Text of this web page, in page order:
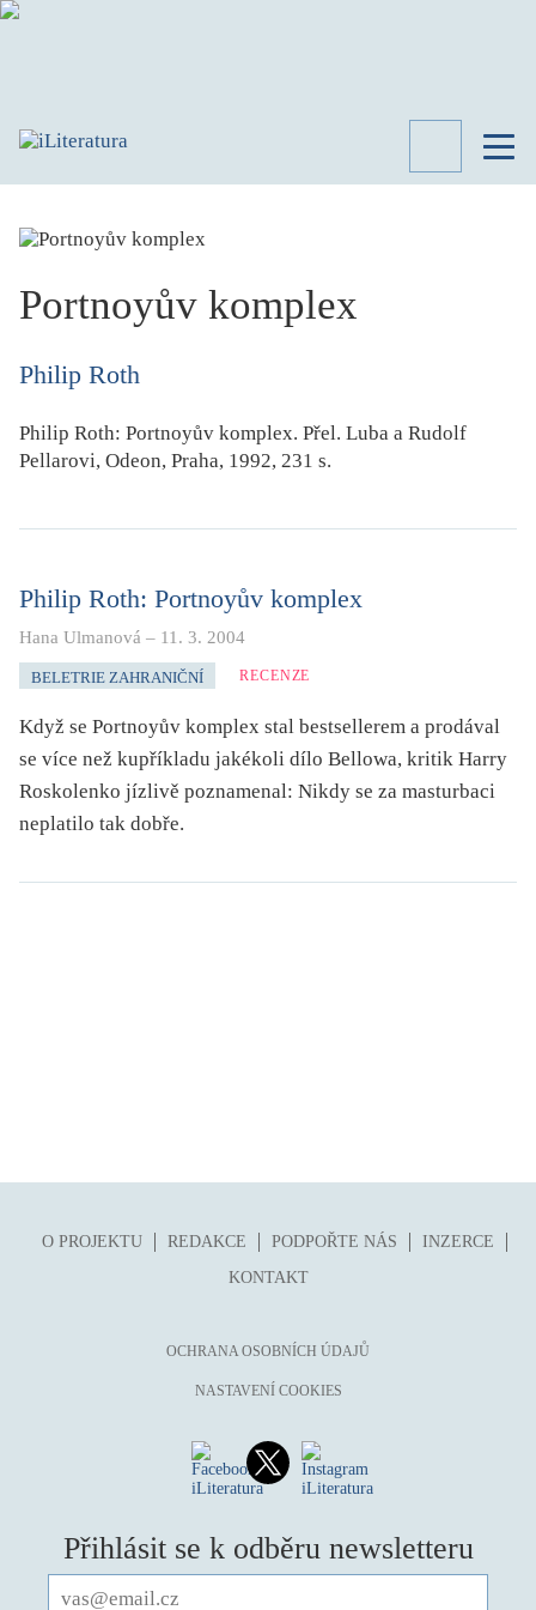
SPISOVATELÉ
KATEGORIE
STUDIE
UKÁZKA
ILIGLOSA
Portnoyův komplex
Philip Roth
Philip Roth: Portnoyův komplex. Přel. Luba a Rudolf
Pellarovi, Odeon, Praha, 1992, 231 s.
Philip Roth: Portnoyův komplex
Hana Ulmanová – 11. 3. 2004
BELETRIE ZAHRANIČNÍ RECENZE
Když se Portnoyův komplex stal bestsellerem a prodával
se více než kupříkladu jakékoli dílo Bellowa, kritik Harry
Roskolenko jízlivě poznamenal: Nikdy se za masturbaci
neplatilo tak dobře.
O PROJEKTU REDAKCE PODPOŘTE NÁS
INZERCE
KONTAKT
OCHRANA OSOBNÍCH ÚDAJŮ
NASTAVENÍ COOKIES
Přihlásit se k odběru newsletteru